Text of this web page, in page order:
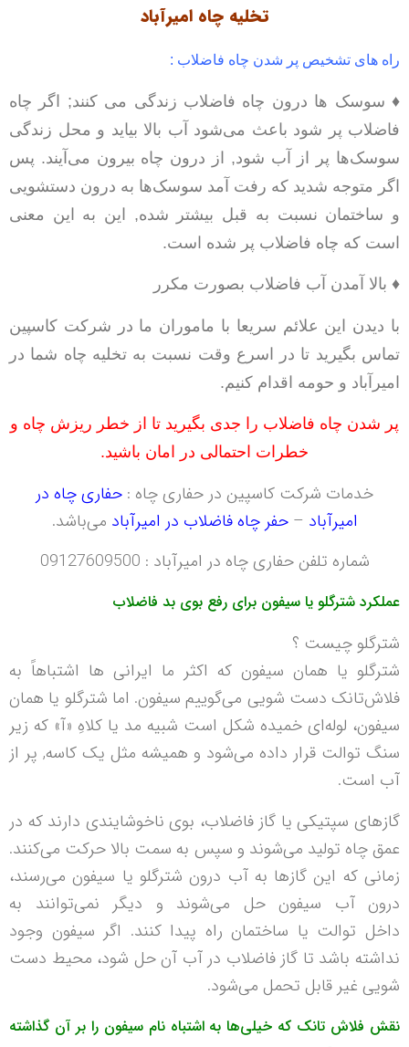
تخلیه چاه امیرآباد
راه های تشخیص پر شدن چاه فاضلاب :
♦ سوسک ها درون چاه فاضلاب زندگی می کنند; اگر چاه
فاضلاب پر شود باعث می‌شود آب بالا بیاید و محل زندگی
سوسک‌ها پر از آب شود, از درون چاه بیرون می‌آیند. پس
اگر متوجه شدید که رفت آمد سوسک‌ها به درون دستشویی
و ساختمان نسبت به قبل بیشتر شده, این به این معنی
است که چاه فاضلاب پر شده است.
♦ بالا آمدن آب فاضلاب بصورت مکرر
با دیدن این علائم سریعا با ماموران ما در شرکت کاسپین
تماس بگیرید تا در اسرع وقت نسبت به تخلیه چاه شما در
امیرآباد و حومه اقدام کنیم.
پر شدن چاه فاضلاب را جدی بگیرید تا از خطر ریزش چاه و
خطرات احتمالی در امان باشید.
خدمات شرکت کاسپین در حفاری چاه : حفاری چاه در
امیرآباد –حفر چاه فاضلاب در امیرآباد می‌باشد.
شماره تلفن حفاری چاه در امیرآباد : 09127609500
عملکرد شترگلو یا سیفون برای رفع بوی بد فاضلاب
شترگلو چیست ؟
شترگلو يا همان سيفون که اکثر ما ایرانی ها اشتباهاً به
فلاش‌تانک دست شویی می‌گوییم سيفون. اما شترگلو یا همان
سیفون، لوله‌ای خميده شکل است شبيه مد يا کلاهِ «آ» که زير
سنگ توالت قرار داده می‌شود و هميشه مثل يک کاسه, پر از
آب است.
گازهای سپتیکی یا گاز فاضلاب، بوی ناخوشايندی دارند که در
عمق چاه تولید می‌شوند و سپس به سمت بالا حرکت می‌کنند.
زمانی که اين گازها به آب درون شترگلو یا سیفون می‌رسند،
درون آب سیفون حل می‌شوند و ديگر نمی‌توانند به
داخل توالت یا ساختمان راه پيدا کنند. اگر سيفون وجود
نداشته باشد تا گاز فاضلاب در آب آن حل شود، محيط دست‌
شویی غير قابل تحمل می‌شود.
نقش فلاش‌ تانک که خیلی‌ها به اشتباه نام سيفون را بر آن گذاشته‌